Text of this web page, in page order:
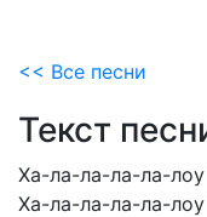
<< Все песни
Текст
Ха-ла-ла-ла-ла-лоу
Ха-ла-ла-ла-ла-лоу